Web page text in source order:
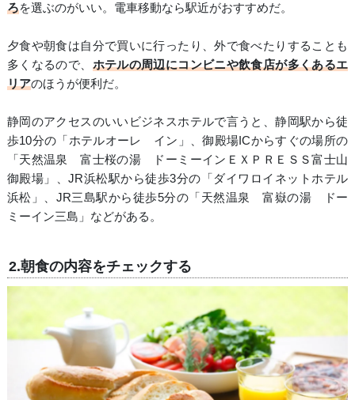
ろを選ぶのがいい。電車移動なら駅近がおすすめだ。
夕食や朝食は自分で買いに行ったり、外で食べたりすることも
多くなるので、 ホテルの周辺にコンビニや飲食店が多くあるエ
リアのほうが便利だ。
静岡のアクセスのいいビジネスホテルで言うと、静岡駅から徒
歩10分の「ホテルオーレ イン」、御殿場ICからすぐの場所の
「天然温泉 富士桜の湯 ドーミーインＥＸＰＲＥＳＳ富士山
御殿場」、JR浜松駅から徒歩3分の「ダイワロイネットホテル
浜松」、JR三島駅から徒歩5分の「天然温泉 富嶽の湯 ドー
ミーイン三島」などがある。
2.朝食の内容をチェックする